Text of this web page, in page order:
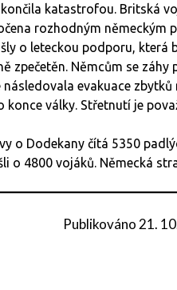
katastrofou. Britská
rozhodným německým
o leteckou podporu, která
zpečetěn. Němcům se
evakuace
konce války. Střetnutí je
o Dodekany čítá 5350
o 4800 vojáků. Německá
Publikováno 21.